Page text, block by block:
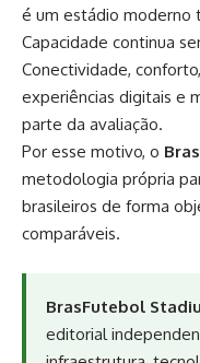
é um estádio moderno
Capacidade continua
Conectividade,
experiências digitais e
parte da avaliação.
Por esse motivo, o
metodologia própria
brasileiros de forma
comparáveis.
BrasFutebol
editorial